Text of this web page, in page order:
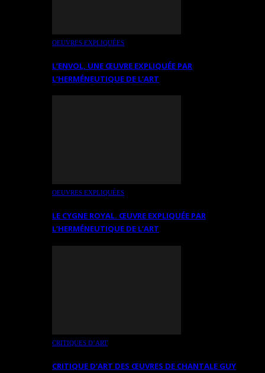
OEUVRES EXPLIQUÉES
L’ENVOL, UNE ŒUVRE EXPLIQUÉE PAR
L’HERMÉNEUTIQUE DE L’ART
OEUVRES EXPLIQUÉES
LE CYGNE ROYAL. ŒUVRE EXPLIQUÉE PAR
L’HERMÉNEUTIQUE DE L’ART
CRITIQUES D’ART
CRITIQUE D’ART DES ŒUVRES DE CHANTALE GUY